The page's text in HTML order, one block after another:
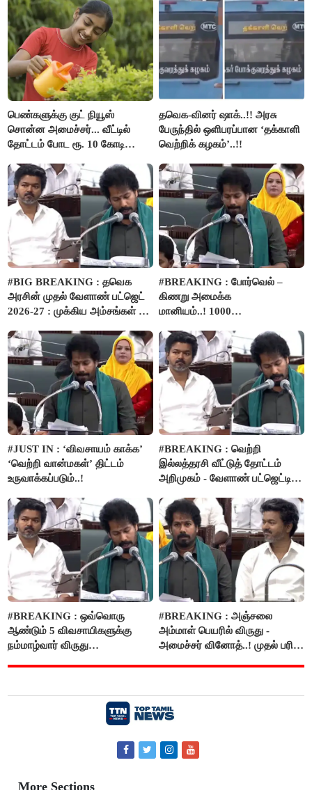
பெண்களுக்கு குட் நியூஸ்
சொன்ன அமைச்சர்... வீட்டில்
தோட்டம் போட ரூ. 10 கோடி
தவெக-வினர் ஷாக்..!! அரசு
பேருந்தில் ஒளிபரப்பான ‘தக்காளி
வெற்றிக் கழகம்’..!!
#BIG BREAKING : தவெக
அரசின் முதல் வேளாண் பட்ஜெட்
2026-27 : முக்கிய அம்சங்கள் ஓர்
#BREAKING : போர்வெல் –
கிணறு அமைக்க
மானியம்..! 1000
பம்புசெட் வழங்கப்படும்..!
#JUST IN : ‘விவசாயம் காக்க’
‘வெற்றி வான்மகள்’ திட்டம்
உருவாக்கப்படும்..!
#BREAKING : வெற்றி
இல்லத்தரசி வீட்டுத் தோட்டம்
அறிமுகம் - வேளாண் பட்ஜெட்டில்
#BREAKING : ஒவ்வொரு
ஆண்டும் 5 விவசாயிகளுக்கு
நம்மாழ்வார் விருது
#BREAKING : அஞ்சலை
அம்மாள் பெயரில் விருது -
அமைச்சர் வினோத்..! முதல் பரிசு
More Sections